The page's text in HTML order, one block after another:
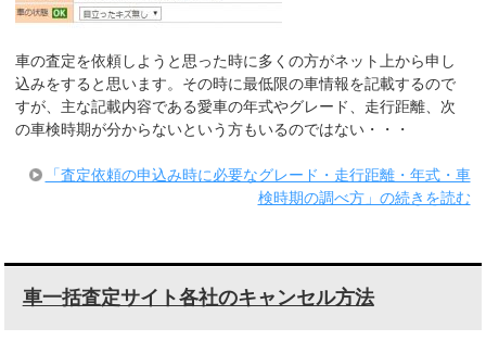
車の査定を依頼しようと思った時に多くの方がネット上から申し
込みをすると思います。その時に最低限の車情報を記載するので
すが、主な記載内容である愛車の年式やグレード、走行距離、次
の車検時期が分からないという方もいるのではない・・・
「査定依頼の申込み時に必要なグレード・走行距離・年式・車
検時期の調べ方」の続きを読む
車一括査定サイト各社のキャンセル方法